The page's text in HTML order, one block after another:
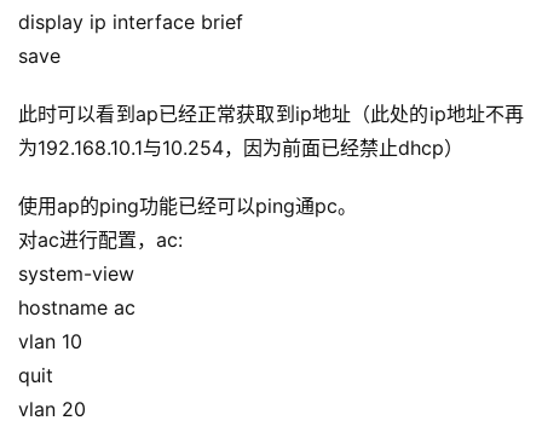
开
代
码
常
用
链
接
display ip interface brief
save
此时可以看到ap已经正常获取到ip地址（此处的ip地址不再
为192.168.10.1与10.254，因为前面已经禁止dhcp）
使用ap的ping功能已经可以ping通pc。
对ac进行配置，ac:
system-view
hostname ac
vlan 10
quit
vlan 20